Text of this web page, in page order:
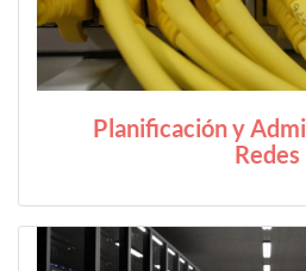
Planificación y
Redes